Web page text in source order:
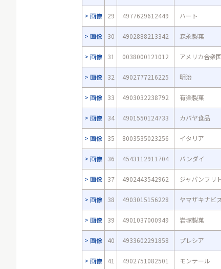
画像 29 4977629612449 ハート
画像 30 4902888213342 森永製菓
画像 31 0038000121012 アメリカ合衆
画像 32 4902777216225 明治
画像 33 4903032238792 有楽製菓
画像 34 4901550124733 カバヤ食品
画像 35 8003535023256 イタリア
画像 36 4543112911704 バンダイ
画像 37 4902443542962 ジャパンフリ
画像 38 4903015156228 ヤマザキナビ
画像 39 4901037000949 岩塚製菓
画像 40 4933602291858 プレシア
画像 41 4902751082501 モンテール